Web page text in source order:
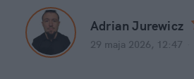
Adrian Jurewicz
29 maja 2026, 12:47